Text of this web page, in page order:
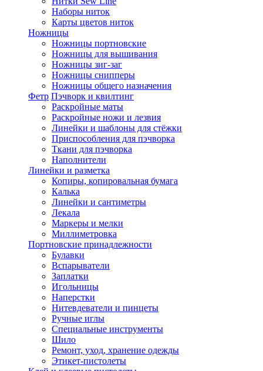
Наборы ниток
Карты цветов ниток
Ножницы
Ножницы портновские
Ножницы для вышивания
Ножницы зиг-заг
Ножницы снипперы
Ножницы общего назначения
Фетр Пэчворк и квилтинг
Раскройные маты
Раскройные ножи и лезвия
Линейки и шаблоны для стёжки
Приспособления для пэчворка
Ткани для пэчворка
Наполнители
Линейки и разметка
Копиры, копировальная бумага
Калька
Линейки и сантиметры
Лекала
Маркеры и мелки
Миллиметровка
Портновские принадлежности
Булавки
Вспарыватели
Заплатки
Игольницы
Наперстки
Нитевдеватели и пинцеты
Ручные иглы
Специальные инструменты
Шило
Ремонт, уход, хранение одежды
Этикет-пистолеты